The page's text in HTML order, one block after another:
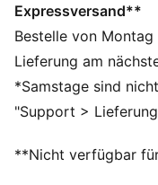
FEATURES +
Das Obermaterial
20 % aus recycelten
aus mindestens 10
DETAILS
Breite: Regulär
Verschluss:
Expressversand**
Bestelle von
Lieferung am
*Samstage sind
"Support >
**Nicht verfügbar